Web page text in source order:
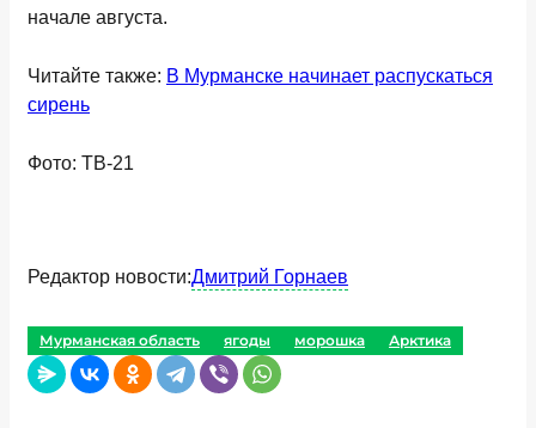
начале августа.
Читайте также: В Мурманске начинает распускаться
сирень
Фото: ТВ-21
Редактор новости:Дмитрий Горнаев
Мурманская область ягоды морошка Арктика